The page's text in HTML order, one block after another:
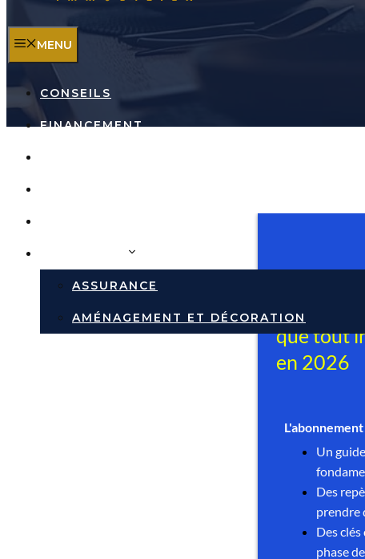
MENU
CONSEILS
FINANCEMENT
IMMOBILIER
ASSURANCE
AMÉNAGEMENT ET DÉCORATION